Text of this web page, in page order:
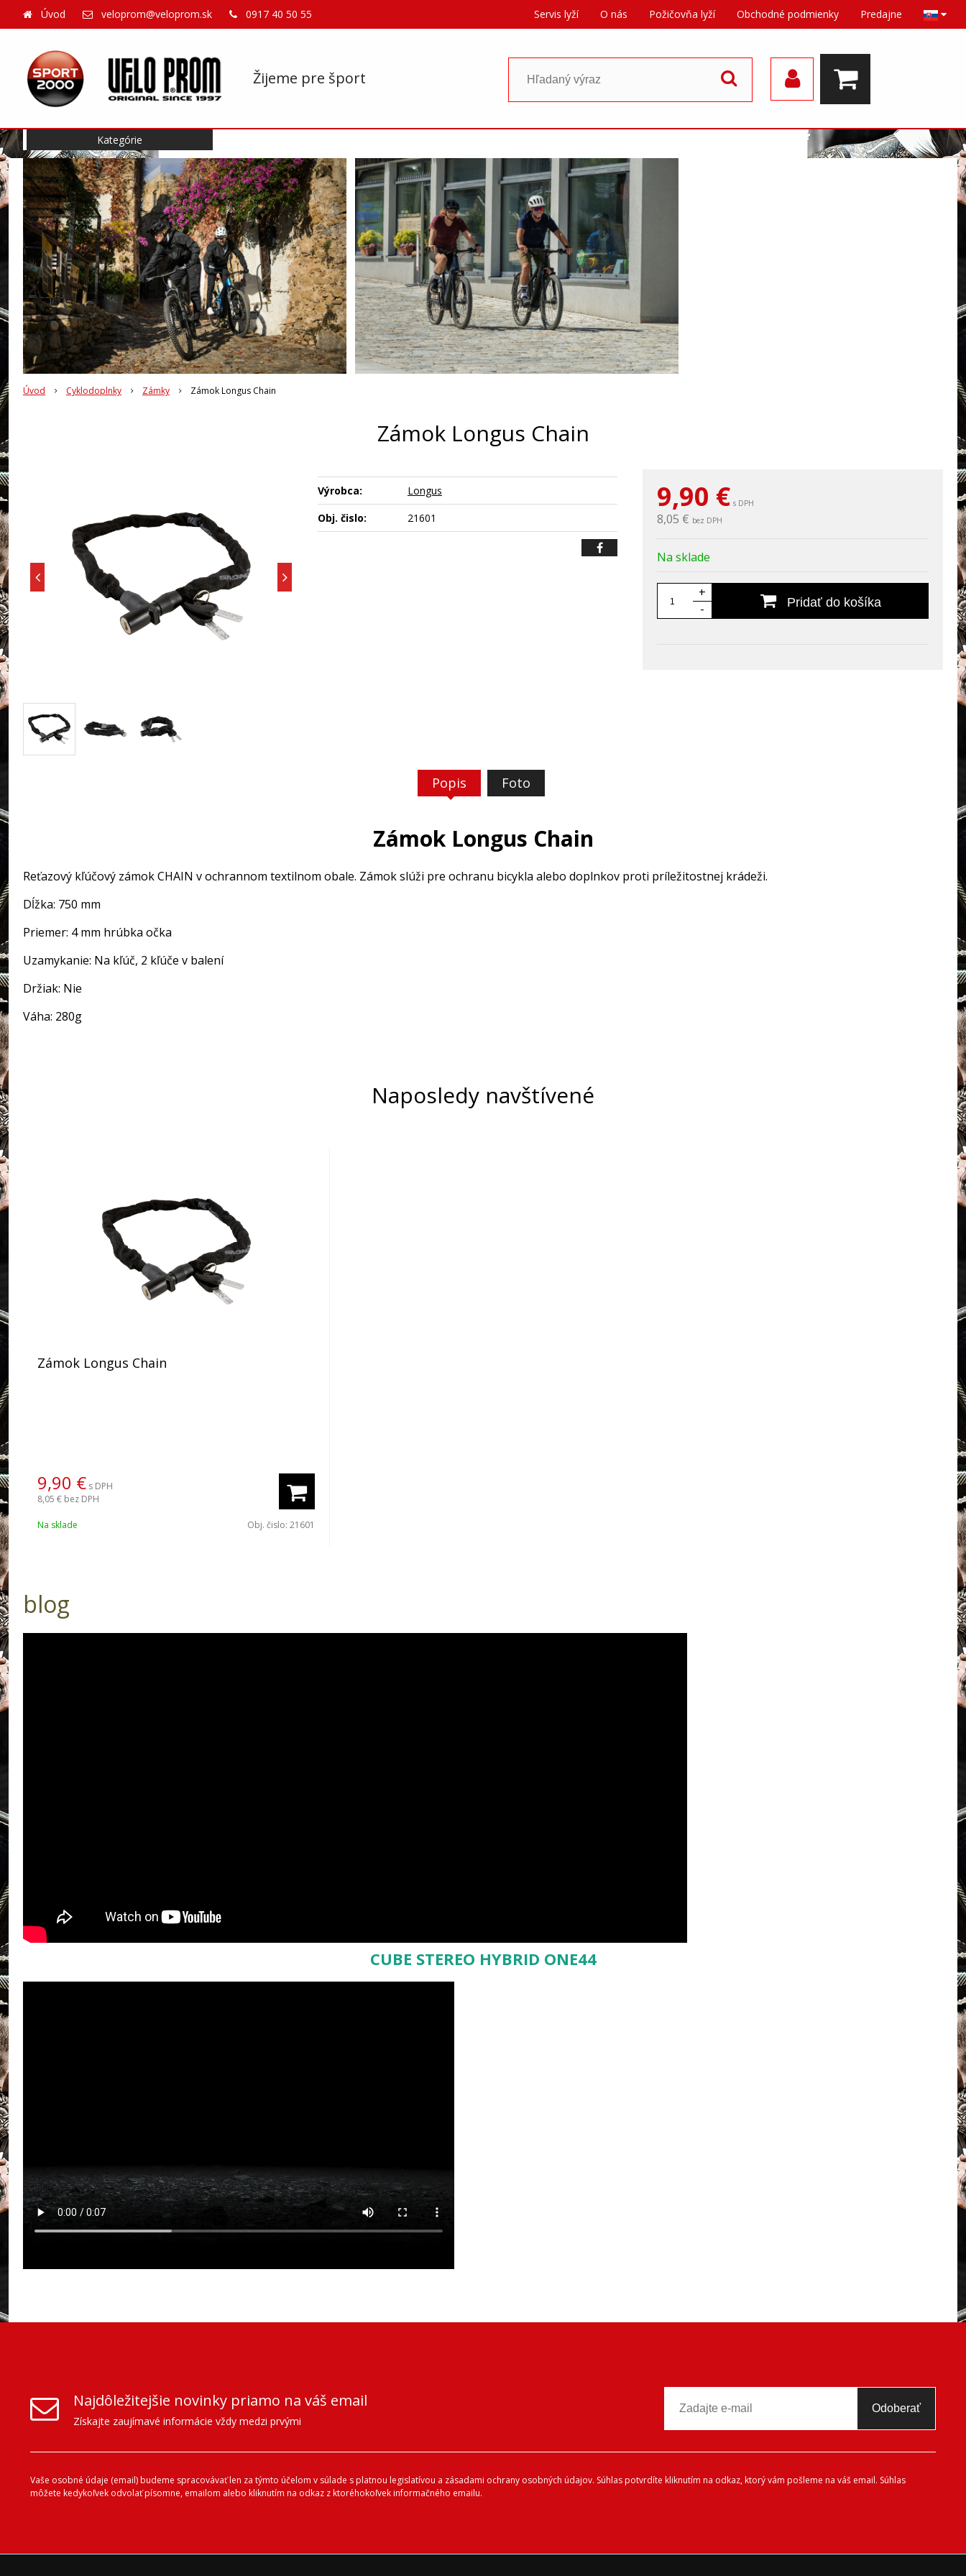
Žijeme pre šport
Úvod veloprom@veloprom.sk 0917 40 50 55 Servis lyží O nás Požičovňa lyží Obchodné podmienky Predajne
Úvod Cyklodoplnky Zámky Zámok Longus Chain
Zámok Longus Chain
9,90 € s DPH
8,05 € bez DPH
Na sklade
+
-
Pridať do košíka
Výrobca:
Longus
Obj. čislo:
21601
Popis Foto
Zámok Longus Chain
Reťazový kľúčový zámok CHAIN v ochrannom textilnom obale. Zámok slúži pre ochranu bicykla alebo doplnkov proti príležitostnej krádeži.
Dĺžka: 750 mm
Priemer: 4 mm hrúbka očka
Uzamykanie: Na kľúč, 2 kľúče v balení
Držiak: Nie
Váha: 280g
Naposledy navštívené
Zámok Longus Chain
9,90 € s DPH
8,05 € bez DPH
Na sklade Obj. čislo: 21601
blog
CUBE STEREO HYBRID ONE44
Kategórie
Najdôležitejšie novinky priamo na váš email
Získajte zaujímavé informácie vždy medzi prvými
Odoberať
Vaše osobné údaje (email) budeme spracovávať len za týmto účelom v súlade s platnou legislatívou a zásadami ochrany osobných údajov. Súhlas potvrdíte kliknutím na odkaz, ktorý vám pošleme na váš email. Súhlas
môžete kedykoľvek odvolať písomne, emailom alebo kliknutím na odkaz z ktoréhokoľvek informačného emailu.